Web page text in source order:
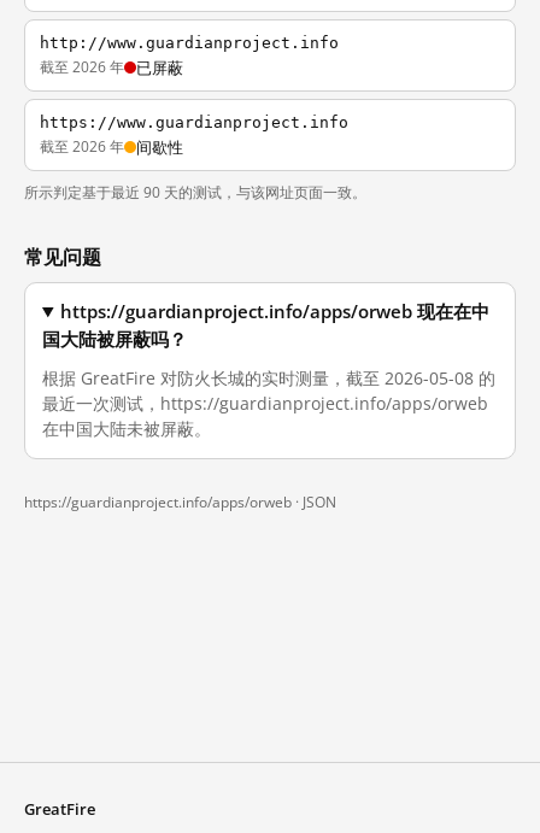
http://www.guardianproject.info
截至 2026 年 已屏蔽
https://www.guardianproject.info
截至 2026 年 间歇性
所示判定基于最近 90 天的测试，与该网址页面一致。
常见问题
https://guardianproject.info/apps/orweb 现在在中
国大陆被屏蔽吗？
根据 GreatFire 对防火长城的实时测量，截至 2026-05-08 的
最近一次测试，https://guardianproject.info/apps/orweb
在中国大陆未被屏蔽。
https://guardianproject.info/apps/orweb · JSON
GreatFire